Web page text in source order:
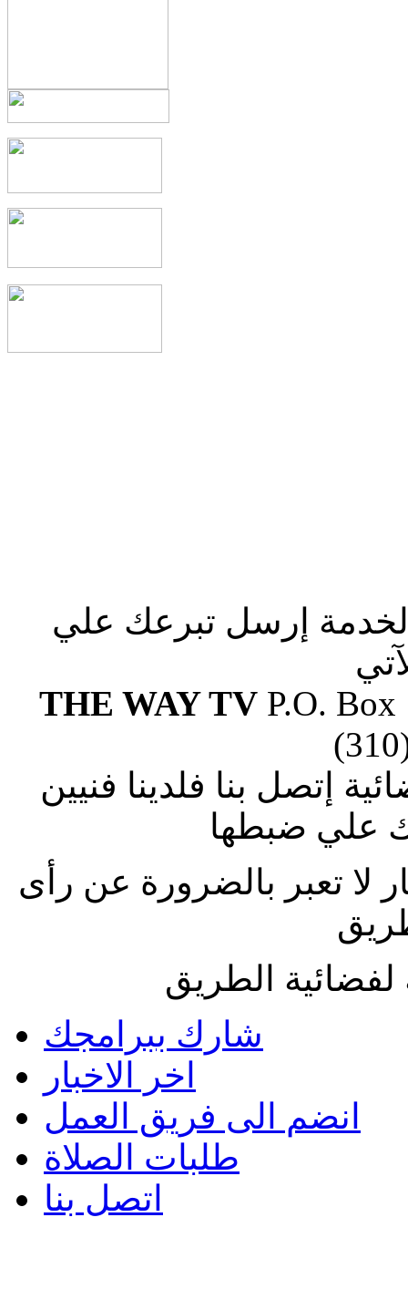
إرسل تبرعك علي
THE WAY TVP.O. Box
إتصل بنا فلدينا فنيين
علي ضبطها
لا تعبر بالضرورة عن رأى
الطريق
شارك ببرامجك
اخر الاخبار
انضم الى فريق العمل
طلبات الصلاة
اتصل بنا